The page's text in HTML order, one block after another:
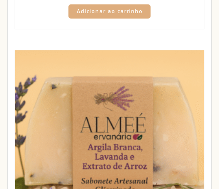
Adicionar ao carrinho